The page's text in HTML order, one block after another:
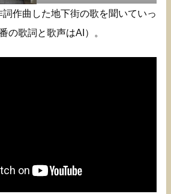
作曲した地下街の歌を聞いていっ
の歌詞と歌声はAI）。